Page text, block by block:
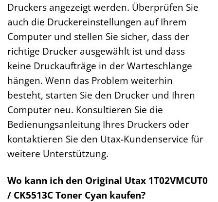
Druckers angezeigt werden. Überprüfen Sie
auch die Druckereinstellungen auf Ihrem
Computer und stellen Sie sicher, dass der
richtige Drucker ausgewählt ist und dass
keine Druckaufträge in der Warteschlange
hängen. Wenn das Problem weiterhin
besteht, starten Sie den Drucker und Ihren
Computer neu. Konsultieren Sie die
Bedienungsanleitung Ihres Druckers oder
kontaktieren Sie den Utax-Kundenservice für
weitere Unterstützung.
Wo kann ich den Original Utax 1T02VMCUT0
/ CK5513C Toner Cyan kaufen?